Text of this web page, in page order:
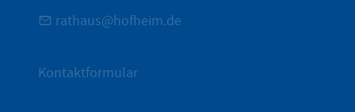
rathaus@hofheim.de
Kontaktformular